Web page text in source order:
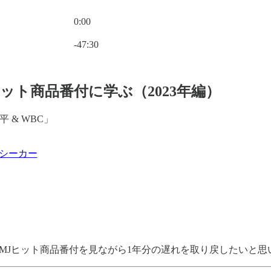
0:00
-47:30
ト商品番付に学ぶ（2023年編）
& WBC」
ーカー
ヒット商品番付を見ながら1年分の遅れを取り戻したいと思